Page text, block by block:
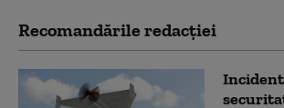
Recomandările redacţiei